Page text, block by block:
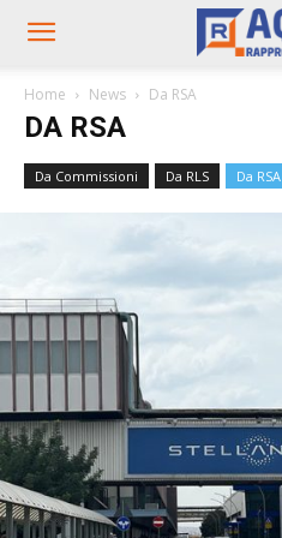
Home News Da RSA
DA RSA
Da Commissioni Da RLS Da RSA